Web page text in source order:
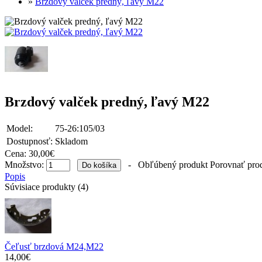
Brzdový valček predný, ľavý M22
Model:
75-26:105/03
Dostupnosť: Skladom
Cena: 30,00€
Množstvo:
- Obľúbený produkt Porovnať
Popis
Súvisiace produkty (4)
Čeľusť brzdová M24,M22
14,00€